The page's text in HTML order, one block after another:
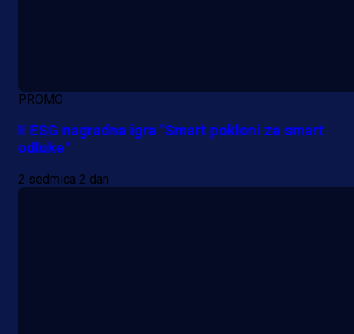
PROMO
II ESG nagradna igra "Smart pokloni za smart
odluke"
2 sedmica 2 dan